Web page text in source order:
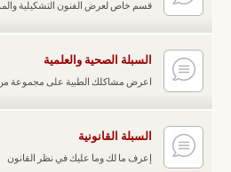
قسم خاص لعرض الفنون التشكيلية
السبلة الصحية والعلمية
اعرض مشاكلك الطبية على مجموعة
السبلة القانونية
إعرف ما لك وما عليك في نظر القانون